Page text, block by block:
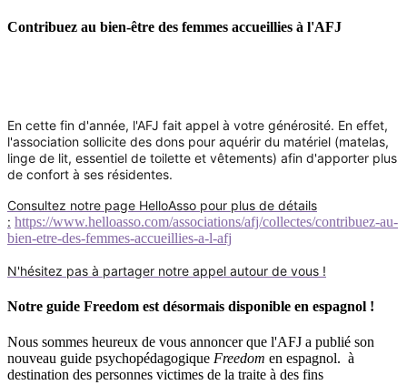
Contribuez au bien-être des femmes accueillies à l'AFJ
En cette fin d'année, l'AFJ fait appel à votre générosité. En effet,
l'association sollicite des dons pour aquérir du matériel (matelas,
linge de lit, essentiel de toilette et vêtements) afin d'apporter plus
de confort à ses résidentes.
Consultez notre page HelloAsso pour plus de détails
: https://www.helloasso.com/associations/afj/collectes/contribuez-au-
bien-etre-des-femmes-accueillies-a-l-afj
N'hésitez pas à partager notre appel autour de vous !
Notre guide Freedom est désormais disponible en espagnol !
Nous sommes heureux de vous annoncer que l'AFJ a publié son
nouveau guide psychopédagogique Freedom en espagnol. à
destination des personnes victimes de la traite à des fins